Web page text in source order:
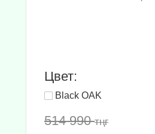
Цвет:
Black OAK
514 990тңг